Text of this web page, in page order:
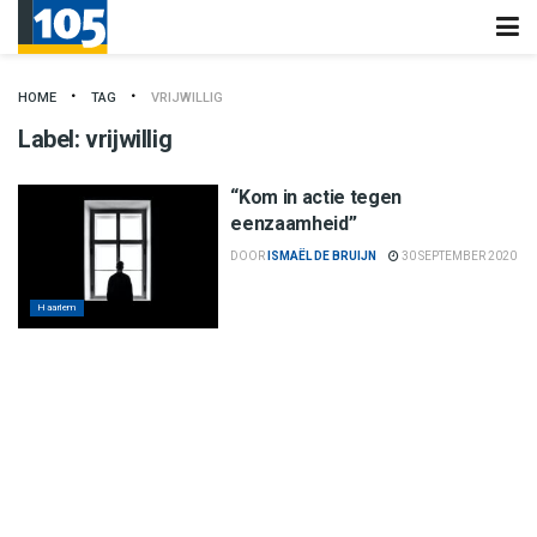
HOME TAG VRIJWILLIG
Label:vrijwillig
Haarlem
“Kom in actie tegen
eenzaamheid”
DOOR ISMAËL DE BRUIJN 30 SEPTEMBER 2020